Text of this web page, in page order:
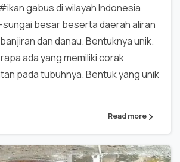
gabus di wilayah Indonesia
besar beserta daerah aliran
dan danau. Bentuknya unik.
ada yang memiliki corak
pada tubuhnya. Bentuk yang unik
Read more